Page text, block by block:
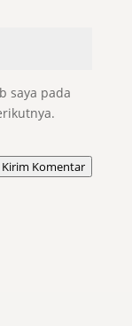
saya pada
Kirim Komentar